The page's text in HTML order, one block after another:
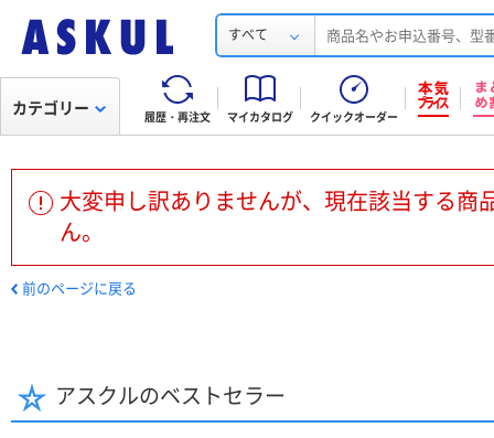
すべて
履歴・再注文 マイカタログ クイックオーダー
カテゴリー
大変申し訳ありませんが、現在該当する商
ん。
前のページに戻る
アスクルのベストセラー